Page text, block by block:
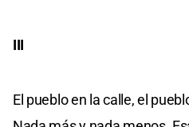
III
El pueblo en la calle, el